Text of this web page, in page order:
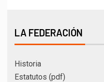
LA FEDERACIÓN
Historia
Estatutos (pdf)